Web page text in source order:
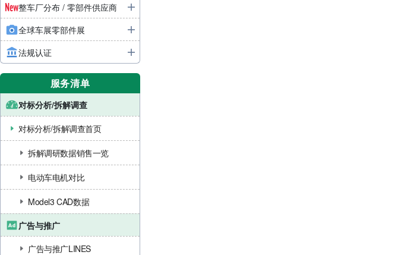
整车厂分布 / 零部件供应商
全球车展零部件展
法规认证
服务清单
对标分析/拆解调查
对标分析/拆解调查首页
拆解调研数据销售一览
电动车电机对比
Model3 CAD数据
广告与推广
广告与推广LINES